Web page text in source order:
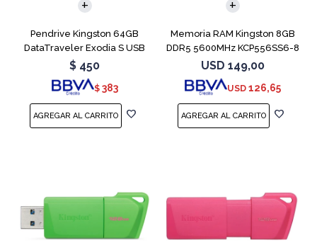
Pendrive Kingston 64GB
DataTraveler Exodia S USB
3.2
$ 450
$ 383
Memoria RAM Kingston 8GB
DDR5 5600MHz KCP556SS6-8
SODIMM
USD 149,00
USD 126,65